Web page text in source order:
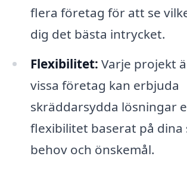
flera företag för att se
dig det bästa intrycket.
Flexibilitet: Varje projekt
vissa företag kan erbjuda
skräddarsydda lösningar
flexibilitet baserat på dina
behov och önskemål.